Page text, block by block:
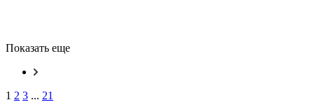
Показать еще
1 2 3 ... 21